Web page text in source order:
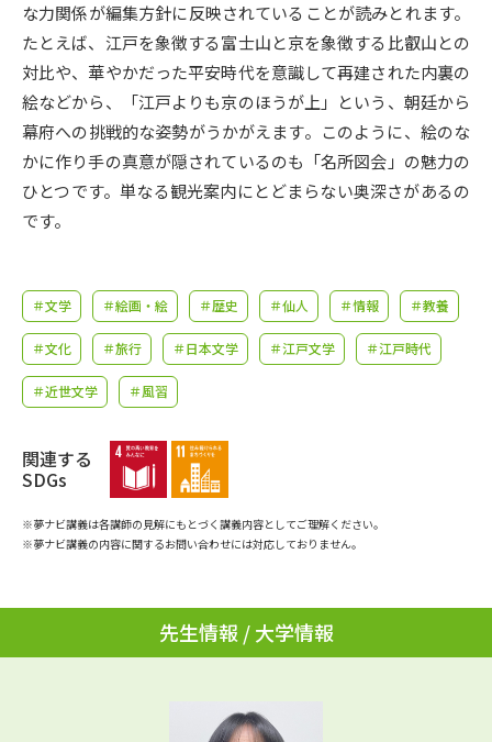
新生活お役立ちガイド
学問発見 学問検索
大学で学びたい学問発見
学問の教科書 夢ナビライブ
ユーザーサポート
Ｑ＆Ａ よくあるご質問
資料の料金の
テレメール
テレメール進学カタログ
訂正のご案内
な力関係が編集方針に反映されていることが読みとれます。
たとえば、江戸を象徴する富士山と京を象徴する比叡山との
対比や、華やかだった平安時代を意識して再建された内裏の
絵などから、「江戸よりも京のほうが上」という、朝廷から
幕府への挑戦的な姿勢がうかがえます。このように、絵のな
かに作り手の真意が隠されているのも「名所図会」の魅力の
ひとつです。単なる観光案内にとどまらない奥深さがあるの
です。
＃文学 ＃絵画・絵 ＃歴史 ＃仙人 ＃情報 ＃教養
＃文化 ＃旅行 ＃日本文学 ＃江戸文学 ＃江戸時代
＃近世文学 ＃風習
関連する
SDGs
※夢ナビ講義は各講師の見解にもとづく講義内容としてご理解ください。
※夢ナビ講義の内容に関するお問い合わせには対応しておりません。
先生情報 / 大学情報